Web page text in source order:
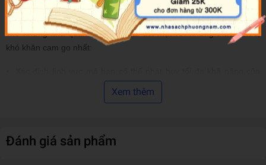
Tuyển tập
Những Nguyên Lý Quản Trị Bất Biến Mọi Thời Đại
mang lại sự hiểu biết sâu sắc và phương pháp áp dụng thực tiễn
cho những nhà quản trị đang phải đối mặt với những thách thức,
khó khăn cam go nhất:
• Cách đưa ra những quyết định hiệu quả, bao gồm việc xác định
Xem thêm
Đánh giá sản phẩm